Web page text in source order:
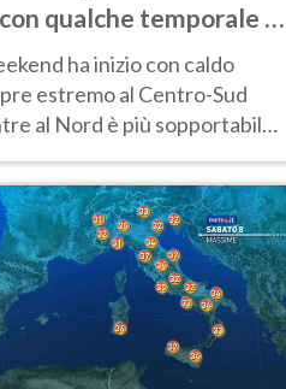
qualche temporale e
estremo al Centro-Sud
ha inizio con caldo
estremo al Centro-Sud
al Nord è più sopportabile
sui rilievi.